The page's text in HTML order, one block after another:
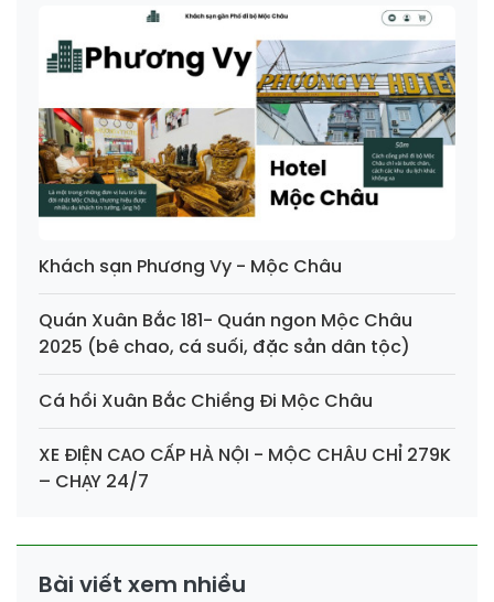
Khách sạn Phương Vy - Mộc Châu
Quán Xuân Bắc 181- Quán ngon Mộc Châu
2025 (bê chao, cá suối, đặc sản dân tộc)
Cá hồi Xuân Bắc Chiềng Đi Mộc Châu
XE ĐIỆN CAO CẤP HÀ NỘI - MỘC CHÂU CHỈ 279K
– CHẠY 24/7
Bài viết xem nhiều